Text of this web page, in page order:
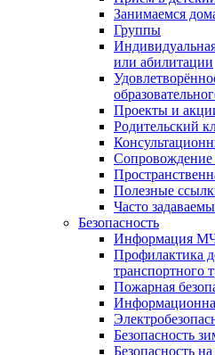
Занимаемся
Группы
или абилитации
Проекты и
Родительский
Сопровождение
Полезные
Часто
Безопасность
Информация
Профилактика
транспортного
Пожарная
Безопасность
Безопасность